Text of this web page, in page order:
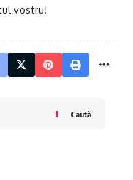
vostru!
Caută